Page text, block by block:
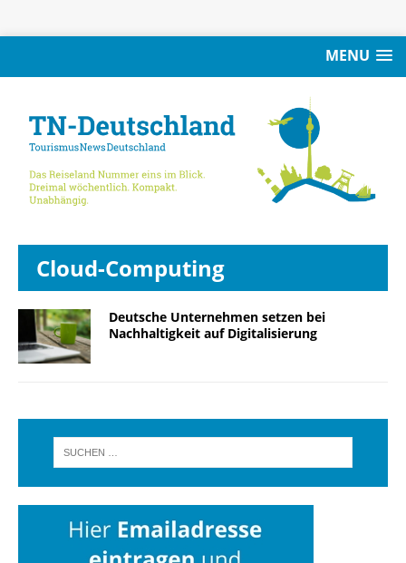
MENU
Cloud-Computing
Deutsche Unternehmen setzen bei
Nachhaltigkeit auf Digitalisierung